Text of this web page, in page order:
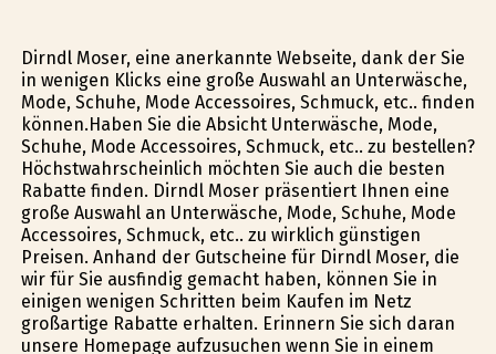
Dirndl Moser, eine anerkannte Webseite, dank der Sie
in wenigen Klicks eine große Auswahl an Unterwäsche,
Mode, Schuhe, Mode Accessoires, Schmuck, etc.. finden
können.Haben Sie die Absicht Unterwäsche, Mode,
Schuhe, Mode Accessoires, Schmuck, etc.. zu bestellen?
Höchstwahrscheinlich möchten Sie auch die besten
Rabatte finden. Dirndl Moser präsentiert Ihnen eine
große Auswahl an Unterwäsche, Mode, Schuhe, Mode
Accessoires, Schmuck, etc.. zu wirklich günstigen
Preisen. Anhand der Gutscheine für Dirndl Moser, die
wir für Sie ausfindig gemacht haben, können Sie in
einigen wenigen Schritten beim Kaufen im Netz
großartige Rabatte erhalten. Erinnern Sie sich daran
unsere Homepage aufzusuchen wenn Sie in einem